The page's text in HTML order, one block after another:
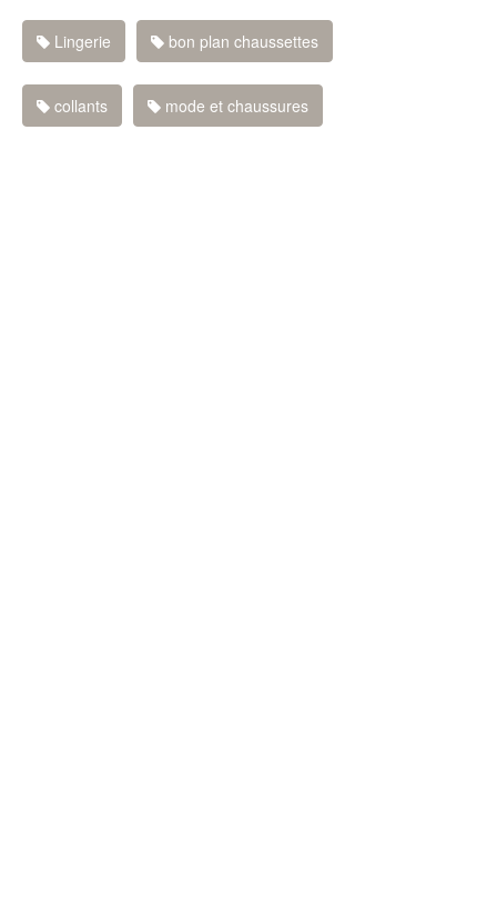
Lingerie bon plan chaussettes
collants mode et chaussures